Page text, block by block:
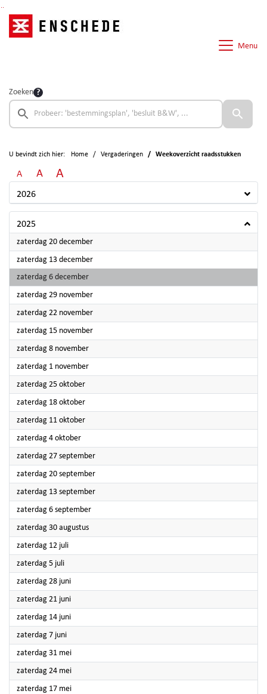
Menu
Zoeken
U bevindt zich hier: Home Vergaderingen Weekoverzicht raadsstukken
A A A
2026
2025
zaterdag 20 december2025
zaterdag 13 december2025
zaterdag 6 december2025
zaterdag 29 november2025
zaterdag 22 november2025
zaterdag 15 november2025
zaterdag 8 november2025
zaterdag 1 november2025
zaterdag 25 oktober2025
zaterdag 18 oktober2025
zaterdag 11 oktober2025
zaterdag 4 oktober2025
zaterdag 27 september2025
zaterdag 20 september2025
zaterdag 13 september2025
zaterdag 6 september2025
zaterdag 30 augustus2025
zaterdag 12 juli2025
zaterdag 5 juli2025
zaterdag 28 juni2025
zaterdag 21 juni2025
zaterdag 14 juni2025
zaterdag 7 juni2025
zaterdag 31 mei2025
zaterdag 24 mei2025
zaterdag 17 mei2025